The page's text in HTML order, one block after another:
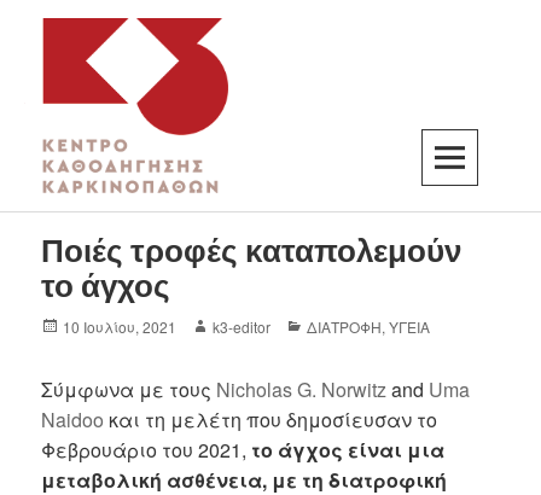
K3
ΚΕΝΤΡΟ ΚΑΘΟΔΗΓΗΣΗΣ ΚΑΡΚΙΝΟΠΑΘΩΝ
Ποιές τροφές καταπολεμούν
το άγχος
10 Ιουλίου, 2021 k3-editor ΔΙΑΤΡΟΦΗ,ΥΓΕΙΑ
Σύμφωνα με τους Nicholas G. Norwitzand Uma
Naidoo και τη μελέτη που δημοσίευσαν το
Φεβρουάριο του 2021, το άγχος είναι μια
μεταβολική ασθένεια, με τη διατροφική